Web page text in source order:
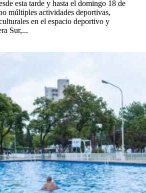
esta tarde y hasta el domingo 18 de
múltiples actividades deportivas,
en el espacio deportivo y
Sur,...